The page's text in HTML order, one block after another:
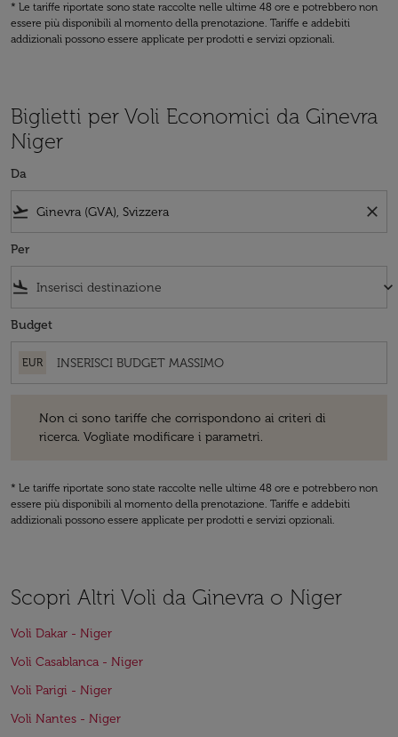
* Le tariffe riportate sono state raccolte nelle ultime 48 ore e potrebbero non
essere più disponibili al momento della prenotazione. Tariffe e addebiti
addizionali possono essere applicate per prodotti e servizi opzionali.
Biglietti per Voli Economici da Ginevra
Niger
Da
flight_takeoff close
Per
flight_land keyboard_arrow_down
Budget
EUR
Non ci sono tariffe che corrispondono ai criteri di
ricerca. Vogliate modificare i parametri.
* Le tariffe riportate sono state raccolte nelle ultime 48 ore e potrebbero non
essere più disponibili al momento della prenotazione. Tariffe e addebiti
addizionali possono essere applicate per prodotti e servizi opzionali.
Scopri Altri Voli da Ginevra o Niger
Voli Dakar - Niger
Voli Casablanca - Niger
Voli Parigi - Niger
Voli Nantes - Niger